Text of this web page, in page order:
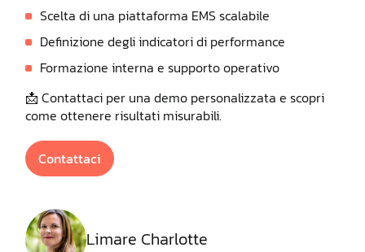
Scelta di una piattaforma EMS scalabile
Definizione degli indicatori di performance
Formazione interna e supporto operativo
📩 Contattaci per una demo personalizzata e scopri
come ottenere risultati misurabili.
Contattaci
Limare Charlotte